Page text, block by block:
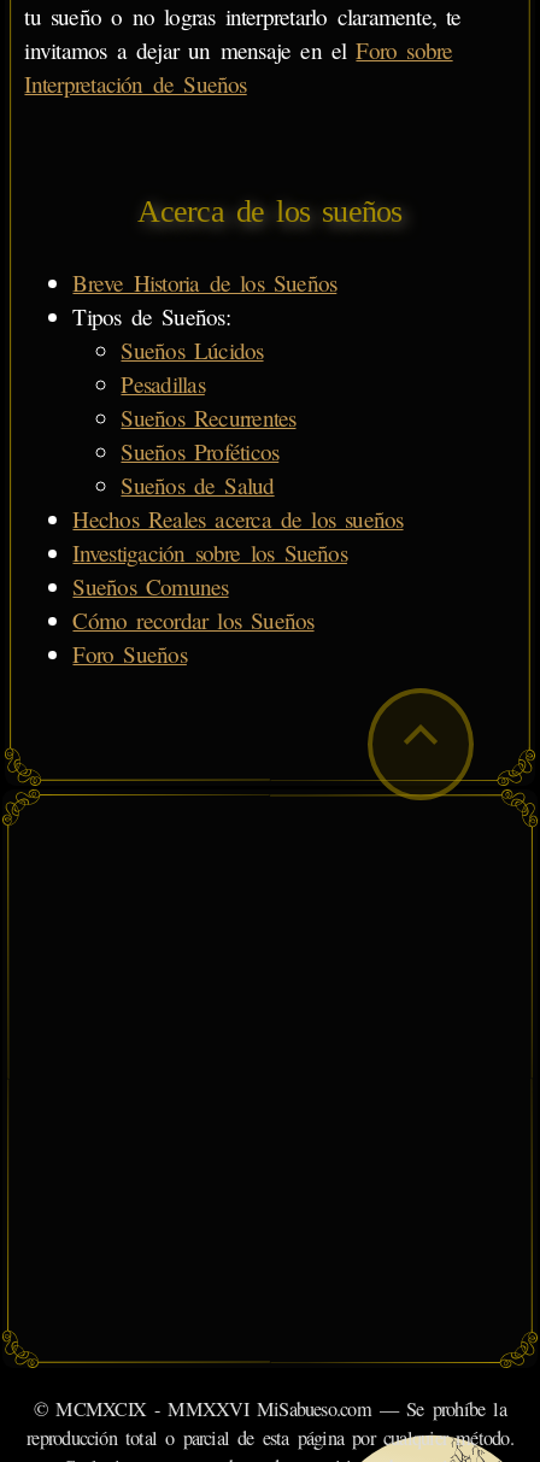
tu sueño o no logras interpretarlo claramente, te
invitamos a dejar un mensaje en elForo sobre
Interpretación de Sueños
Acerca de los sueños
Breve Historia de los Sueños
Tipos de Sueños:
Sueños Lúcidos
Pesadillas
Sueños Recurrentes
Sueños Proféticos
Sueños de Salud
Hechos Reales acerca de los sueños
Investigación sobre los Sueños
Sueños Comunes
Cómo recordar los Sueños
Foro Sueños
© MCMXCIX - MMXXVI MiSabueso.com — Se prohíbe la
reproducción total o parcial de esta página por cualquier método.